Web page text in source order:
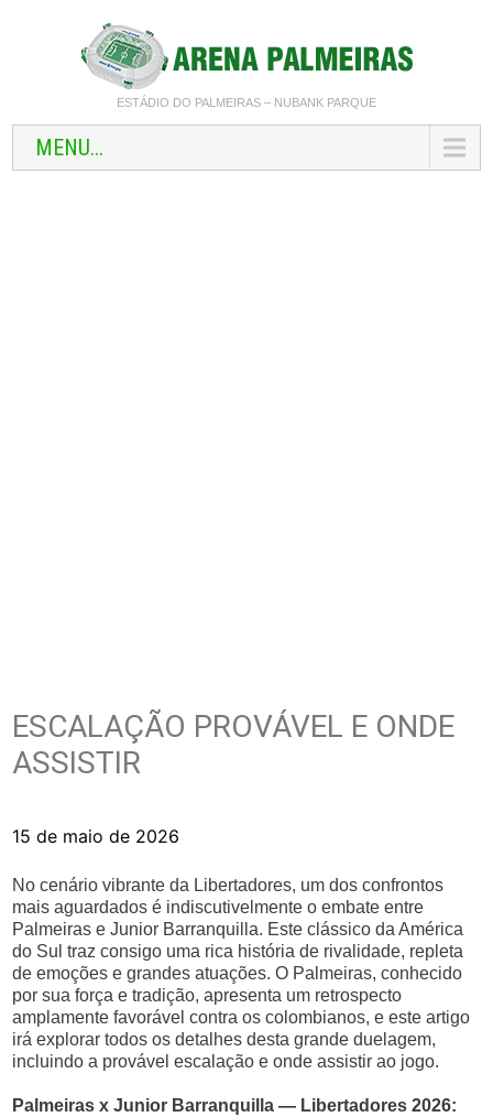
ESTÁDIO DO PALMEIRAS – NUBANK PARQUE
MENU...
ESCALAÇÃO PROVÁVEL E ONDE
ASSISTIR
15 de maio de 2026
No cenário vibrante da Libertadores, um dos confrontos
mais aguardados é indiscutivelmente o embate entre
Palmeiras e Junior Barranquilla. Este clássico da América
do Sul traz consigo uma rica história de rivalidade, repleta
de emoções e grandes atuações. O Palmeiras, conhecido
por sua força e tradição, apresenta um retrospecto
amplamente favorável contra os colombianos, e este artigo
irá explorar todos os detalhes desta grande duelagem,
incluindo a provável escalação e onde assistir ao jogo.
Palmeiras x Junior Barranquilla — Libertadores 2026: